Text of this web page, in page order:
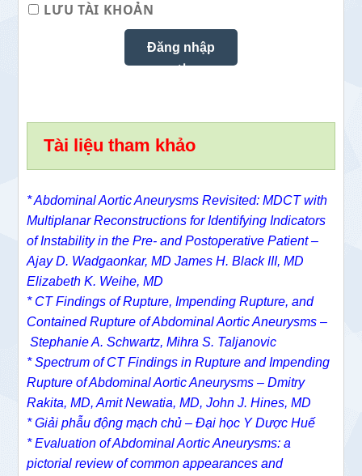
LƯU TÀI KHOẢN
Tài liệu tham khảo
* Abdominal Aortic Aneurysms Revisited: MDCT with
Multiplanar Reconstructions for Identifying Indicators
of Instability in the Pre- and Postoperative Patient –
Ajay D. Wadgaonkar, MD James H. Black III, MD
Elizabeth K. Weihe, MD
* CT Findings of Rupture, Impending Rupture, and
Contained Rupture of Abdominal Aortic Aneurysms –
Stephanie A. Schwartz,Mihra S. Taljanovic
*Spectrum of CT Findings in Rupture and Impending
Rupture of Abdominal Aortic Aneurysms –Dmitry
Rakita, MD,Amit Newatia, MD,John J. Hines, MD
* Giải phẫu động mạch chủ – Đại học Y Dược Huế
* Evaluation of Abdominal Aortic Aneurysms: a
pictorial review of common appearances and